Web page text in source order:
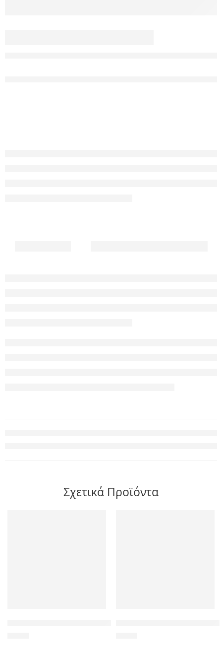
Σχετικά Προϊόντα